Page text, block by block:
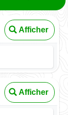
Afficher
Afficher